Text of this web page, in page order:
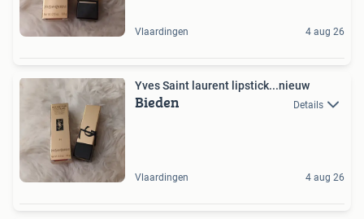
Vlaardingen 4 aug 26
Yves Saint laurent lipstick...nieuw
Bieden Details
Vlaardingen 4 aug 26